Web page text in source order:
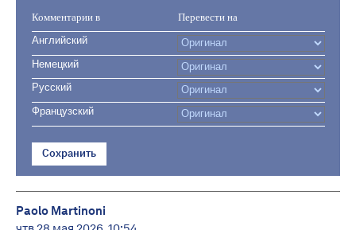
Комментарии в Перевести на
Английский
Немецкий
Русский
Французский
Сохранить
Paolo Martinoni